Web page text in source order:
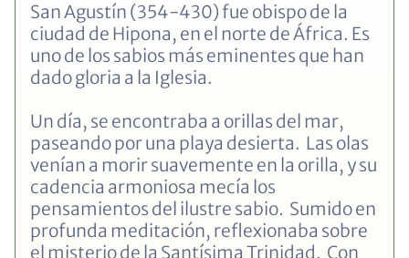
San Agustín (354-430) fue obispo de la
ciudad de Hipona, en el norte de África. Es
uno de los sabios más eminentes que han
dado gloria a la Iglesia.
Un día, se encontraba a orillas del mar,
paseando por una playa desierta. Las olas
venían a morir suavemente en la orilla, y su
cadencia armoniosa mecía los
pensamientos del ilustre sabio. Sumido en
profunda meditación, reflexionaba sobre
el misterio de la Santísima Trinidad. Con